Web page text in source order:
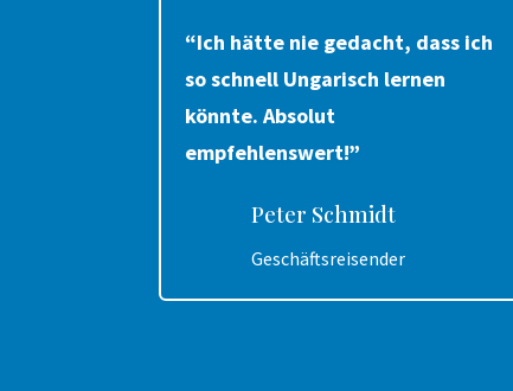
“Ich hätte nie gedacht, dass ich
so schnell Ungarisch lernen
könnte. Absolut
empfehlenswert!”
Peter Schmidt
Geschäftsreisender